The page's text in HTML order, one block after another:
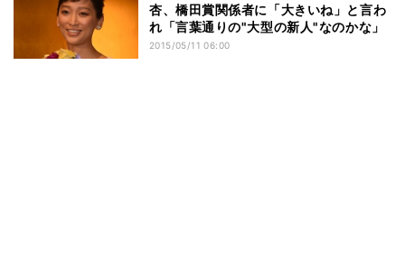
杏、橋田賞関係者に「大きいね」と言わ
れ「言葉通りの"大型の新人"なのかな」
2015/05/11 06:00